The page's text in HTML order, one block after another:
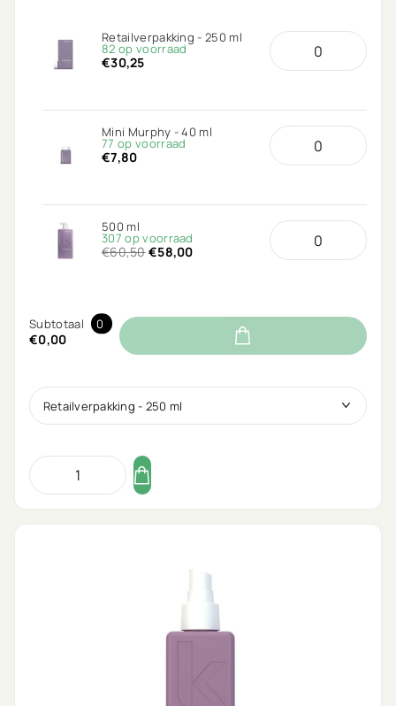
Retailverpakking - 250 ml
82 op voorraad
€30,25
Mini Murphy - 40 ml
77 op voorraad
€7,80
500 ml
307 op voorraad
€60,50€58,00
Subtotaal 0
€0,00